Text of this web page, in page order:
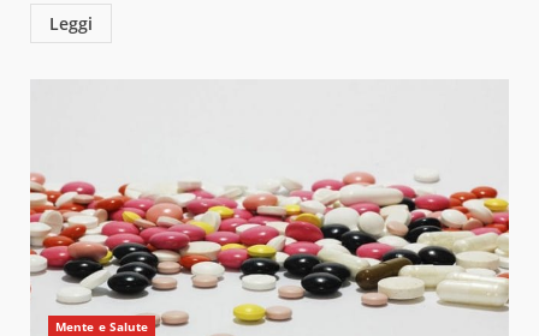
Leggi
Mente e Salute